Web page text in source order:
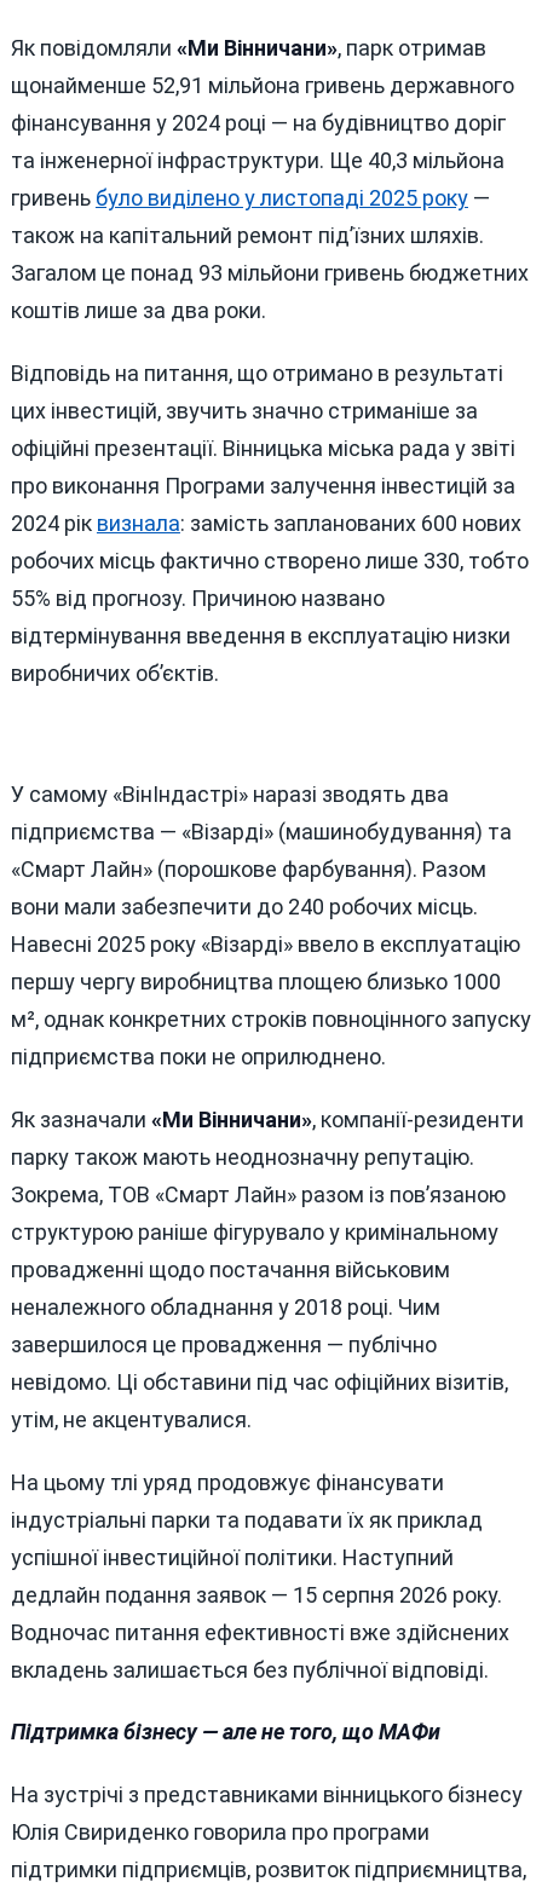
Як повідомляли «Ми Вінничани», парк отримав
щонайменше 52,91 мільйона гривень державного
фінансування у 2024 році — на будівництво доріг
та інженерної інфраструктури. Ще 40,3 мільйона
гривень було виділено у листопаді 2025 року—
також на капітальний ремонт під’їзних шляхів.
Загалом це понад 93 мільйони гривень бюджетних
коштів лише за два роки.
Відповідь на питання, що отримано в результаті
цих інвестицій, звучить значно стриманіше за
офіційні презентації. Вінницька міська рада у звіті
про виконання Програми залучення інвестицій за
2024 рік визнала: замість запланованих 600 нових
робочих місць фактично створено лише 330, тобто
55% від прогнозу. Причиною названо
відтермінування введення в експлуатацію низки
виробничих об’єктів.
У самому «ВінІндастрі» наразі зводять два
підприємства — «Візарді» (машинобудування) та
«Смарт Лайн» (порошкове фарбування). Разом
вони мали забезпечити до 240 робочих місць.
Навесні 2025 року «Візарді» ввело в експлуатацію
першу чергу виробництва площею близько 1000
м², однак конкретних строків повноцінного запуску
підприємства поки не оприлюднено.
Як зазначали «Ми Вінничани», компанії-резиденти
парку також мають неоднозначну репутацію.
Зокрема, ТОВ «Смарт Лайн» разом із пов’язаною
структурою раніше фігурувало у кримінальному
провадженні щодо постачання військовим
неналежного обладнання у 2018 році. Чим
завершилося це провадження — публічно
невідомо. Ці обставини під час офіційних візитів,
утім, не акцентувалися.
На цьому тлі уряд продовжує фінансувати
індустріальні парки та подавати їх як приклад
успішної інвестиційної політики. Наступний
дедлайн подання заявок — 15 серпня 2026 року.
Водночас питання ефективності вже здійснених
вкладень залишається без публічної відповіді.
Підтримка бізнесу — але не того, що МАФи
На зустрічі з представниками вінницького бізнесу
Юлія Свириденко говорила про програми
підтримки підприємців, розвиток підприємництва,